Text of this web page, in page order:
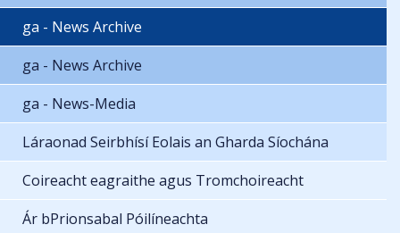
ga - News Archive
ga - News Archive
ga - News-Media
Láraonad Seirbhísí Eolais an Gharda Síochána
Coireacht eagraithe agus Tromchoireacht
Ár bPrionsabal Póilíneachta